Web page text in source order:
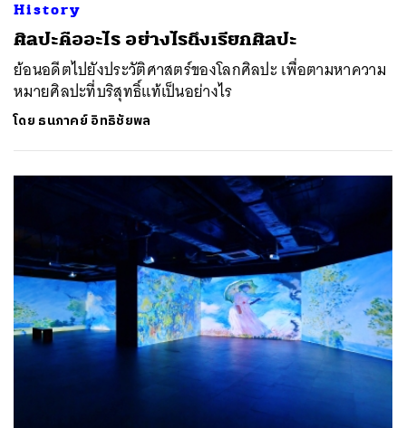
History
ศิลปะคืออะไร อย่างไรถึงเรียกศิลปะ
ย้อนอดีตไปยังประวัติศาสตร์ของโลกศิลปะ เพื่อตามหาความ
หมายศิลปะที่บริสุทธิ์แท้เป็นอย่างไร
โดย ธนภาคย์ อิทธิชัยพล